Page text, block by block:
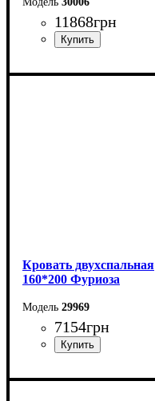
11868грн
Ширина: 170 см
Кровать двухспальная
160*200 Фуриоза
29969
7154грн
Ширина: 164,2 см